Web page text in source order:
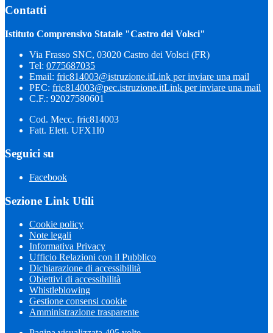
Contatti
Istituto Comprensivo Statale "Castro dei Volsci"
Via Frasso SNC, 03020 Castro dei Volsci (FR)
Tel: 0775687035
Email: fric814003@istruzione.itLink per inviare una mail
PEC: fric814003@pec.istruzione.itLink per inviare una mail
C.F.: 92027580601
Cod. Mecc. fric814003
Fatt. Elett. UFX1I0
Seguici su
Facebook
Sezione Link Utili
Cookie policy
Note legali
Informativa Privacy
Ufficio Relazioni con il Pubblico
Dichiarazione di accessibilità
Obiettivi di accessibilità
Whistleblowing
Gestione consensi cookie
Amministrazione trasparente